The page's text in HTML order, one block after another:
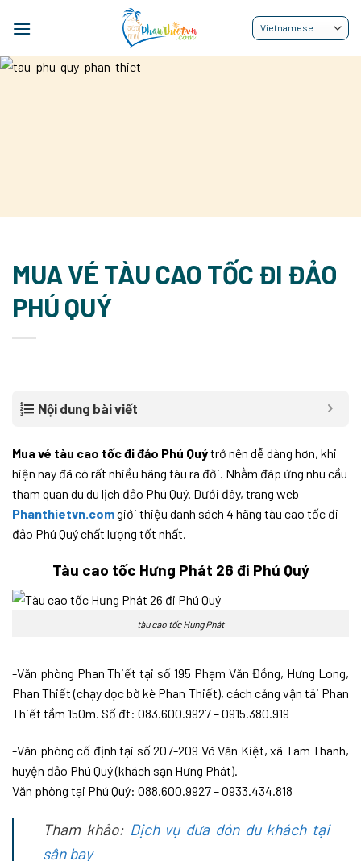
qua
dung
MUA VÉ TÀU CAO TỐC ĐI ĐẢO
PHÚ QUÝ
Nội dung bài viết
Mua vé tàu cao tốc đi đảo Phú Quýtrở nên dễ dàng hơn, khi
hiện nay đã có rất nhiều hãng tàu ra đời. Nhằm đáp ứng nhu cầu
tham quan du du lịch đảo Phú Quý. Dưới đây, trang web
Phanthietvn.comgiới thiệu danh sách 4 hãng tàu cao tốc đi
đảo Phú Quý chất lượng tốt nhất.
Tàu cao tốc Hưng Phát 26 đi Phú Quý
tàu cao tốc Hưng Phát
-Văn phòng Phan Thiết tại số 195 Phạm Văn Đồng, Hưng Long,
Phan Thiết (chạy dọc bờ kè Phan Thiết), cách cảng vận tải Phan
Thiết tầm 150m. Số đt: 083.600.9927 – 0915.380.919
-Văn phòng cố định tại số 207-209 Võ Văn Kiệt, xã Tam Thanh,
huyện đảo Phú Quý (khách sạn Hưng Phát).
Văn phòng tại Phú Quý: 088.600.9927 – 0933.434.818
Tham khảo: Dịch vụ đưa đón du khách tại
sân bay